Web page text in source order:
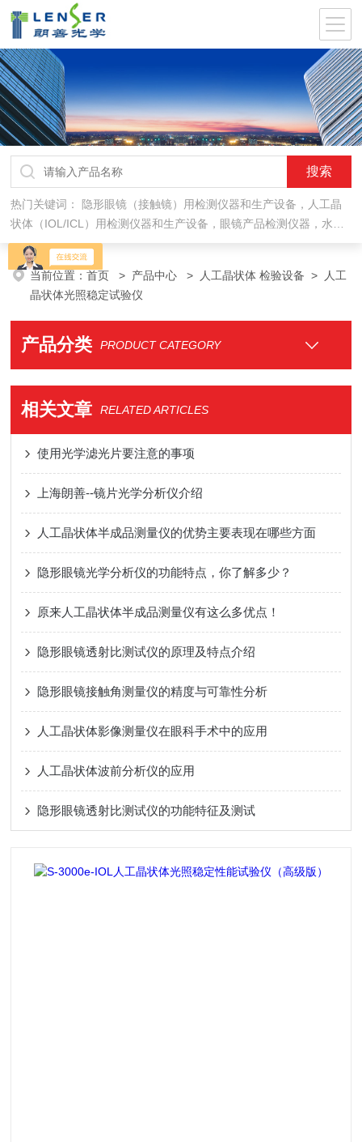
热门关键词： 隐形眼镜（接触镜）用检测仪器和生产设备，人工晶
状体（IOL/ICL）用检测仪器和生产设备，眼镜产品检测仪器，水气
处理环保设备
当前位置：首页 > 产品中心 > 人工晶状体 检验设备 >
人工
晶状体光照稳定试验仪
产品分类 PRODUCT CATEGORY
相关文章 RELATED ARTICLES
使用光学滤光片要注意的事项
上海朗善--镜片光学分析仪介绍
人工晶状体半成品测量仪的优势主要表现在哪些方面
隐形眼镜光学分析仪的功能特点，你了解多少？
原来人工晶状体半成品测量仪有这么多优点！
隐形眼镜透射比测试仪的原理及特点介绍
隐形眼镜接触角测量仪的精度与可靠性分析
人工晶状体影像测量仪在眼科手术中的应用
人工晶状体波前分析仪的应用
隐形眼镜透射比测试仪的功能特征及测试